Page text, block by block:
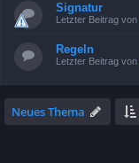
Signatur
Letzter Beitrag von
Regeln
Letzter Beitrag von
Neues Thema